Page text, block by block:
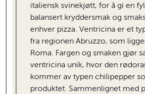
italiensk svinekjøtt, for å gi en
balansert kryddersmak og
enhver pizza. Ventricina er et
fra regionen Abruzzo, som
Roma. Fargen og smaken gjør
ventricina unik, hvor den
kommer av typen chilipepper
produktet. Sammenlignet med